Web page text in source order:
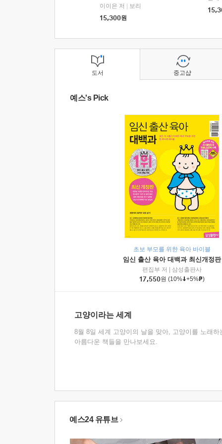
이이은 저
보리
15,300원
도서
예스's Pick
초보 부모를 위한 육아 바이블
임신 출산 육아 대백과 최신개정판
편집부 저
삼성출판사
17,550원 (10% +5% )
고양이라는 세계
8월 8일 세계 고양이의 날을 맞아, 고양이를 노래하
아름다운 책들을 만나보세요.
중고샵
예스24 유튜브